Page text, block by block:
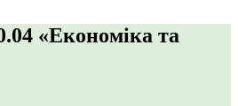
«Економіка та